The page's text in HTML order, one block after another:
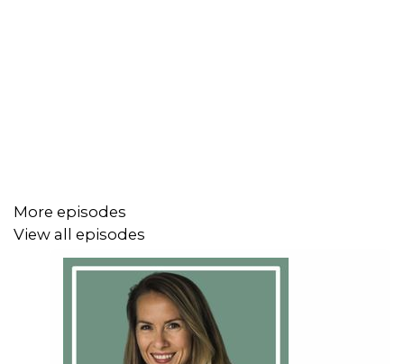
Følg meg gjerne på:
instagram.com/dr.annettedragland
More episodes
View all episodes